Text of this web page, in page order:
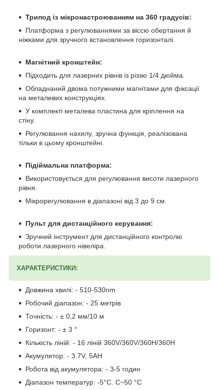
Трипод із мікронастроюванням на 360 градусів:
Платформа з регулюваннями за віссю обертання й
ніжками для зручного встановлення горизонталі.
Магнітний кронштейн:
Підходить для лазерних рівнів із різзю 1/4 дюйма.
Обладнаний двома потужними магнітами для фіксації
на металевих конструкціях.
У комплекті металева пластина для кріплення на
стіну.
Регулювання нахилу, зручна функція, реалізована
тільки в цьому кронштейні.
Підіймальна платформа:
Використовується для регулювання висоти лазерного
рівня.
Мікрорегулювання в діапазоні від 3 до 9 см.
Пульт для дистанційного керування:
Зручний інструмент для дистанційного контролю
роботи лазерного нівеліра.
ХАРАКТЕРИСТИКИ:
Довжина хвилі: - 510-530nm
Робочий діапазон: - 25 метрів
Точність: - ± 0,2 мм/10 м
Горизонт: - ± 3 °
Кількість ліній: - 16 ліній 360V/360V/360H/360H
Акумулятор: - 3.7V, 5AH
Робота від акумулятора: - 3-5 годин
Діапазон температур: -5°С. C~50 °C